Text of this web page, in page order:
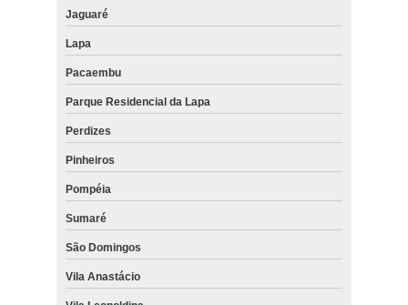
Jaguaré
Lapa
Pacaembu
Parque Residencial da Lapa
Perdizes
Pinheiros
Pompéia
Sumaré
São Domingos
Vila Anastácio